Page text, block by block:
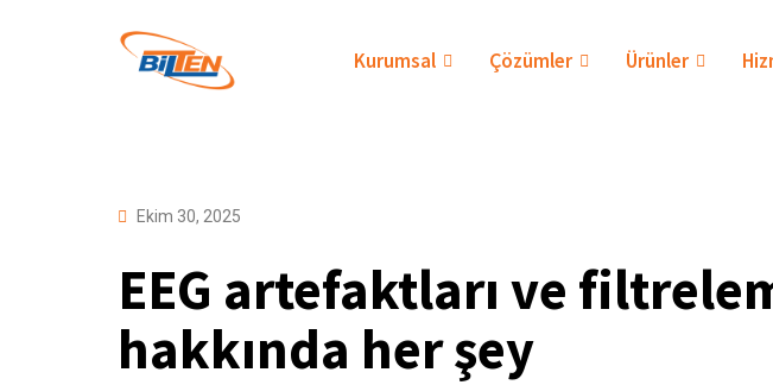
Kurumsal Çözümler Ürünler
Ekim 30, 2025
EEG artefaktları ve
hakkında her şey